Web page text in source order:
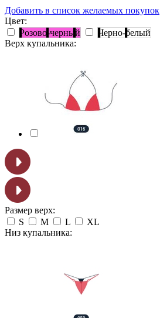
Добавить в список желаемых покупок
Цвет:
Розово-черный
Черно-белый
Верх купальника:
Размер верх:
S
M L
XL
Низ купальника: